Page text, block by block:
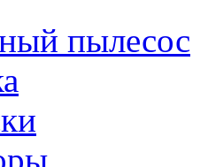
пылесос